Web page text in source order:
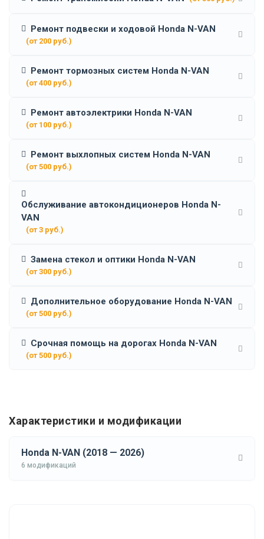
Ремонт подвески и ходовой Honda N-VAN
(от 200 руб.)
Ремонт тормозных систем Honda N-VAN
(от 400 руб.)
Ремонт автоэлектрики Honda N-VAN
(от 100 руб.)
Ремонт выхлопных систем Honda N-VAN
(от 500 руб.)
Обслуживание автокондиционеров Honda N-
VAN
(от 3 руб.)
Замена стекол и оптики Honda N-VAN
(от 300 руб.)
Дополнительное оборудование Honda N-VAN
(от 500 руб.)
Срочная помощь на дорогах Honda N-VAN
(от 500 руб.)
Характеристики и модификации
Honda N-VAN (2018 — 2026)
6 модификаций